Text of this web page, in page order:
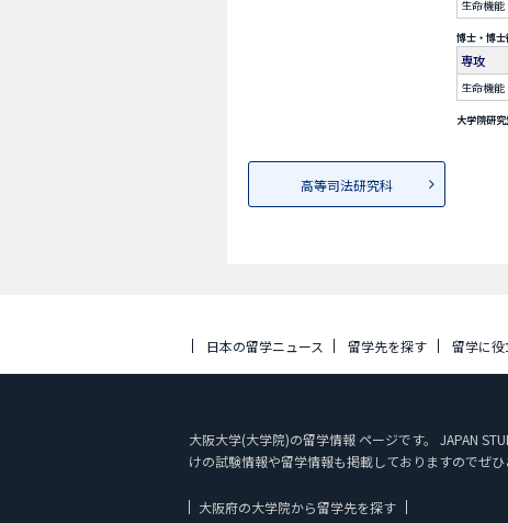
生命機能
博士・博
専攻
生命機能
大学院研
高等司法研究科
日本の留学ニュース 留学先を探す 留学に
大阪大学(大学院)の留学情報 ページです。 JAPAN
けの試験情報や留学情報も掲載しておりますのでぜひ
大阪府の大学院から留学先を探す